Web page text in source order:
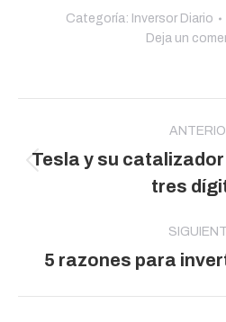
Categoría: Inversor Diario
Deja un
publicaciones
Tesla y su
tres
5 razones para